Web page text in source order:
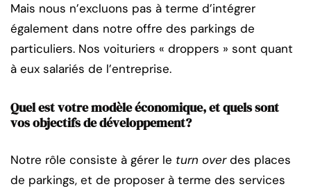
Mais nous n’excluons pas à terme d’intégrer
également dans notre offre des parkings de
particuliers. Nos voituriers « droppers » sont quant
à eux salariés de l’entreprise.
Quel est votre modèle économique, et quels sont
vos objectifs de développement?
Notre rôle consiste à gérer le turn overdes places
de parkings, et de proposer à terme des services